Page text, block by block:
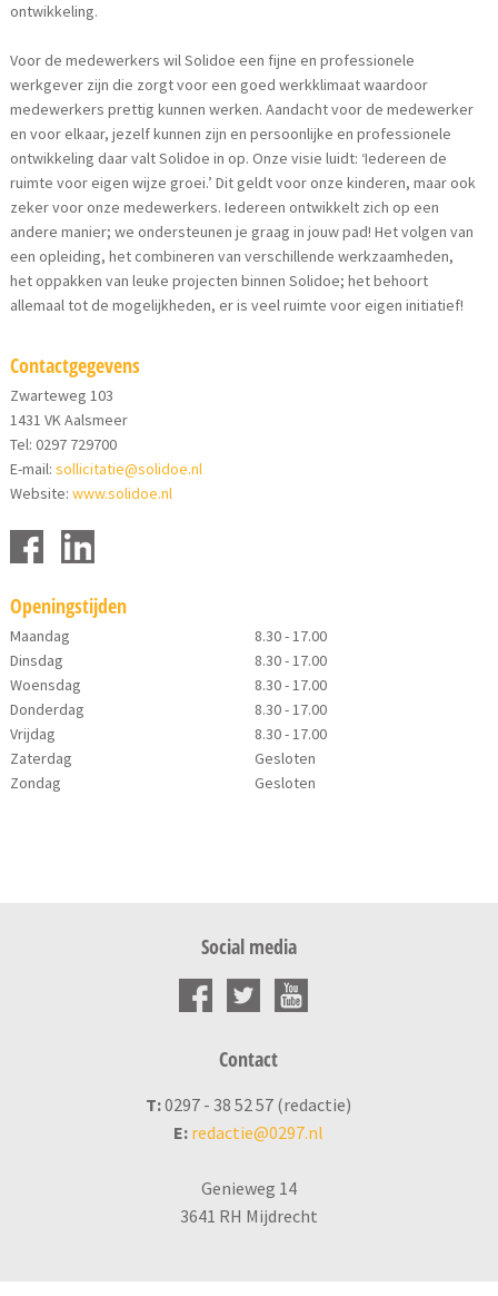
ontwikkeling.
Voor de medewerkers wil Solidoe een fijne en professionele
werkgever zijn die zorgt voor een goed werkklimaat waardoor
medewerkers prettig kunnen werken. Aandacht voor de medewerker
en voor elkaar, jezelf kunnen zijn en persoonlijke en professionele
ontwikkeling daar valt Solidoe in op. Onze visie luidt: ‘Iedereen de
ruimte voor eigen wijze groei.’ Dit geldt voor onze kinderen, maar ook
zeker voor onze medewerkers. Iedereen ontwikkelt zich op een
andere manier; we ondersteunen je graag in jouw pad! Het volgen van
een opleiding, het combineren van verschillende werkzaamheden,
het oppakken van leuke projecten binnen Solidoe; het behoort
allemaal tot de mogelijkheden, er is veel ruimte voor eigen initiatief!
Contactgegevens
Zwarteweg 103
1431 VK Aalsmeer
Tel: 0297 729700
E-mail:sollicitatie@solidoe.nl
Website:www.solidoe.nl
Openingstijden
Maandag
8.30 - 17.00
Dinsdag
8.30 - 17.00
Woensdag
8.30 - 17.00
Donderdag
8.30 - 17.00
Vrijdag
8.30 - 17.00
Zaterdag
Gesloten
Zondag
Gesloten
Social media
Contact
T:0297 - 38 52 57 (redactie)
E: redactie@0297.nl
Genieweg 14
3641 RH Mijdrecht